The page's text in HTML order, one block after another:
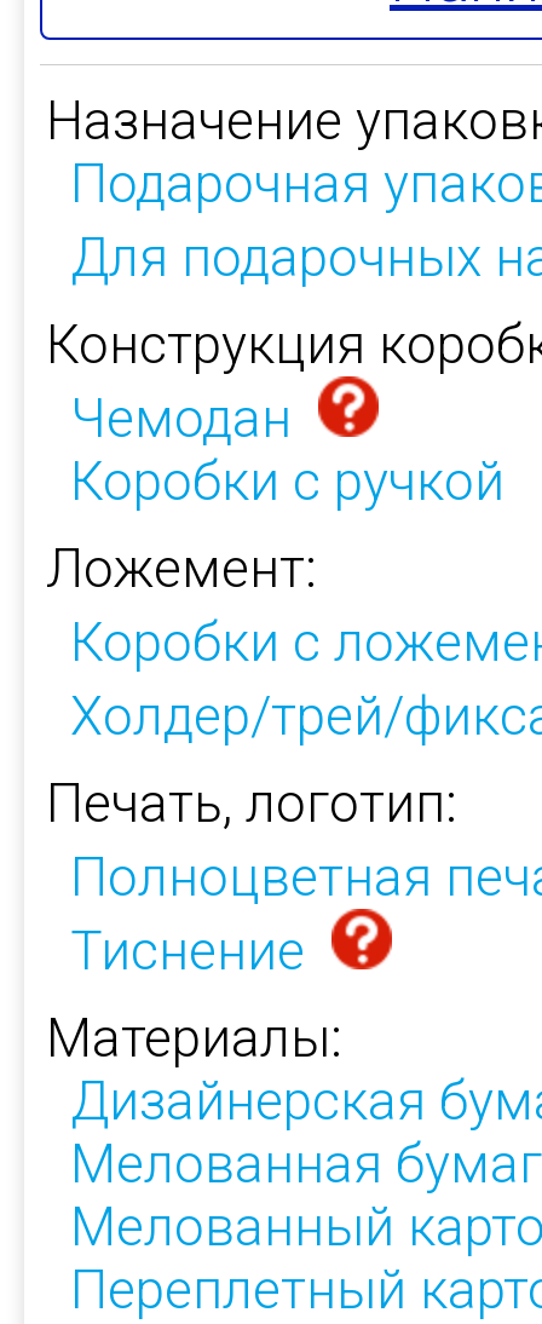
Назначение
Подарочная
Для подарочных
Конструкция
Чемодан
Коробки с ручкой
Ложемент:
Коробки с
Холдер/трей/
Печать, логотип:
Полноцветная
Тиснение
Материалы:
Дизайнерская
Мелованная
Мелованный
Переплетный